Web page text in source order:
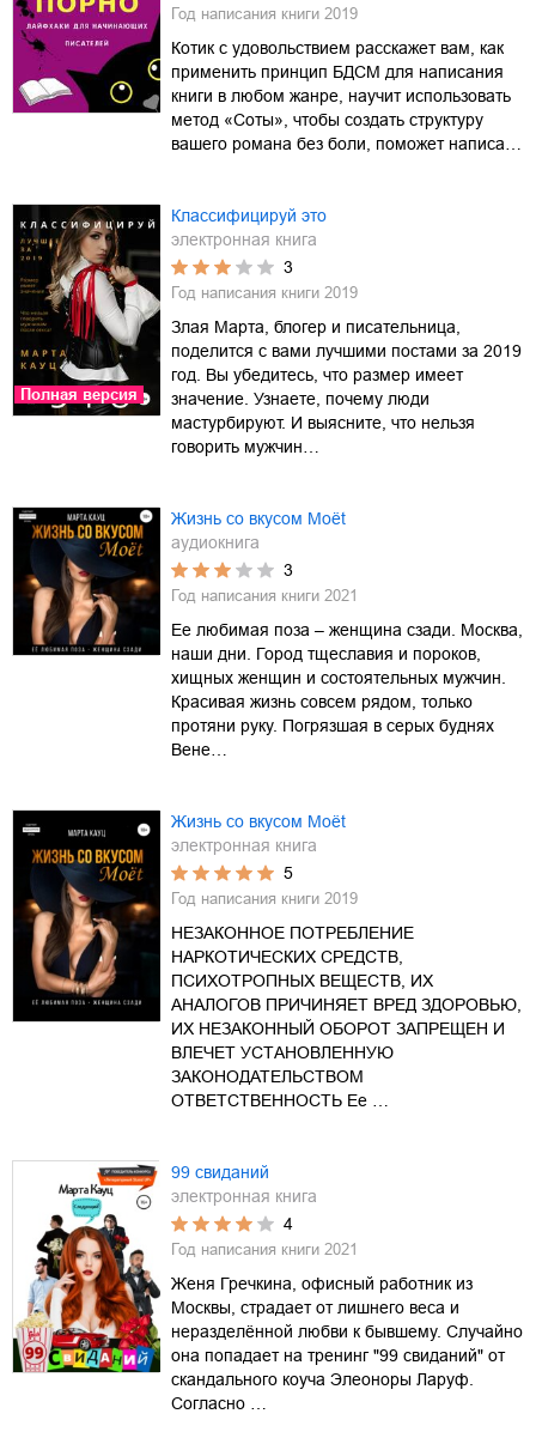
Год написания книги 2019
Котик с удовольствием расскажет вам, как
применить принцип БДСМ для написания
книги в любом жанре, научит использовать
метод «Соты», чтобы создать структуру
вашего романа без боли, поможет написа…
Полная версия
Классифицируй это
электронная книга
3
Год написания книги 2019
Злая Марта, блогер и писательница,
поделится с вами лучшими постами за 2019
год. Вы убедитесь, что размер имеет
значение. Узнаете, почему люди
мастурбируют. И выясните, что нельзя
говорить мужчин…
Жизнь со вкусом Moёt
аудиокнига
3
Год написания книги 2021
Ее любимая поза – женщина сзади. Москва,
наши дни. Город тщеславия и пороков,
хищных женщин и состоятельных мужчин.
Красивая жизнь совсем рядом, только
протяни руку. Погрязшая в серых буднях
Вене…
Жизнь со вкусом Moёt
электронная книга
5
Год написания книги 2019
НЕЗАКОННОЕ ПОТРЕБЛЕНИЕ
НАРКОТИЧЕСКИХ СРЕДСТВ,
ПСИХОТРОПНЫХ ВЕЩЕСТВ, ИХ
АНАЛОГОВ ПРИЧИНЯЕТ ВРЕД ЗДОРОВЬЮ,
ИХ НЕЗАКОННЫЙ ОБОРОТ ЗАПРЕЩЕН И
ВЛЕЧЕТ УСТАНОВЛЕННУЮ
ЗАКОНОДАТЕЛЬСТВОМ
ОТВЕТСТВЕННОСТЬ Ее …
99 свиданий
электронная книга
4
Год написания книги 2021
Женя Гречкина, офисный работник из
Москвы, страдает от лишнего веса и
неразделённой любви к бывшему. Случайно
она попадает на тренинг "99 свиданий" от
скандального коуча Элеоноры Ларуф.
Согласно …